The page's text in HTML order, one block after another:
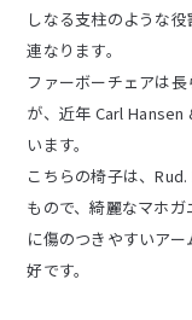
しなる支柱のような
連なります。
ファーボーチェアは
が、近年 Carl Hansen
います。
こちらの椅子は、
もので、綺麗なマホ
に傷のつきやすいア
好です。